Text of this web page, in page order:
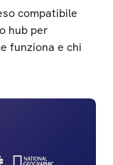
compatibile
hub per
funziona e chi